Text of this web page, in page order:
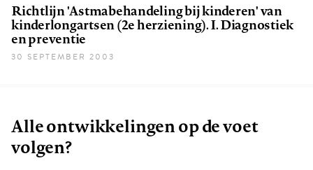
Richtlijn 'Astmabehandeling bij kinderen' van
kinderlongartsen (2e herziening). I. Diagnostiek
en preventie
30 SEPTEMBER 2003
Alle ontwikkelingen op de voet
volgen?